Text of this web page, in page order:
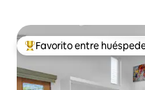
Favorito entre los
Favorito entre